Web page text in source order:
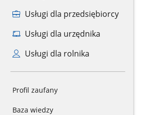
Usługi dla przedsiębiorcy
Usługi dla urzędnika
Usługi dla rolnika
Profil zaufany
Baza wiedzy